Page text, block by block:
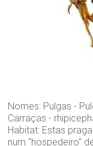
Nomes: Pulgas -
Carraças -
Habitat: Estas
num "hospedeiro"